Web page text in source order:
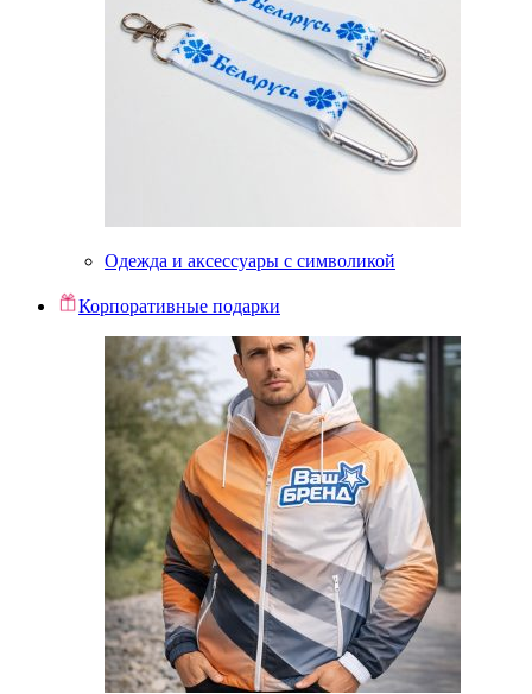
Одежда и аксессуары с символикой
Корпоративные подарки